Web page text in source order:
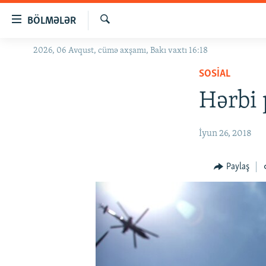
BÖLMƏLƏR
GÜNDƏM
Axtar
2026, 06 Avqust, cümə axşamı, Bakı vaxtı 16:18
SOSIAL
Hərbi
İyun 26, 2018
Paylaş